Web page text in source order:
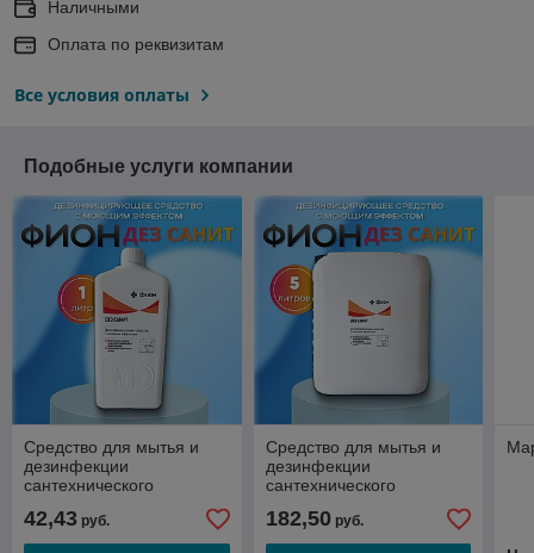
Наличными
Оплата по реквизитам
Все условия оплаты
Подобные услуги компании
Средство для мытья и
дезинфекции
сантехнического
дез санит», 1 л
42,43 руб.
Средство для мытья и
дезинфекции
сантехнического
дез санит», 5 л
182,50руб.